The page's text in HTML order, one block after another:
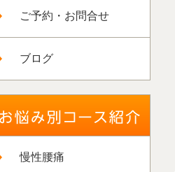
ご予約・お問合せ
ブログ
慢性腰痛